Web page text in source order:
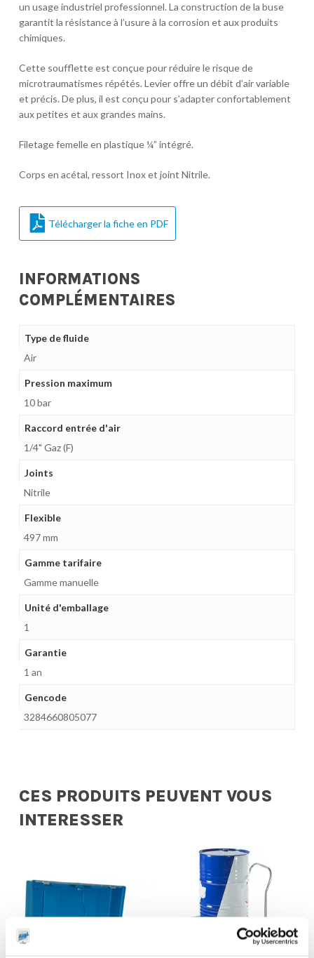
un usage industriel professionnel. La construction de la buse
garantit la résistance à l’usure à la corrosion et aux produits
chimiques.
Cette soufflette est conçue pour réduire le risque de
microtraumatismes répétés. Levier offre un débit d’air variable
et précis. De plus, il est conçu pour s’adapter confortablement
aux petites et aux grandes mains.
Filetage femelle en plastique ¼” intégré.
Corps en acétal, ressort Inox et joint Nitrile.
Télécharger la fiche en PDF
INFORMATIONS
COMPLÉMENTAIRES
Type de fluide
Air
Pression maximum
10 bar
Raccord entrée d'air
1/4" Gaz (F)
Joints
Nitrile
Flexible
497 mm
Gamme tarifaire
Gamme manuelle
Unité d'emballage
1
Garantie
1 an
Gencode
3284660805077
CES PRODUITS PEUVENT VOUS
INTERESSER